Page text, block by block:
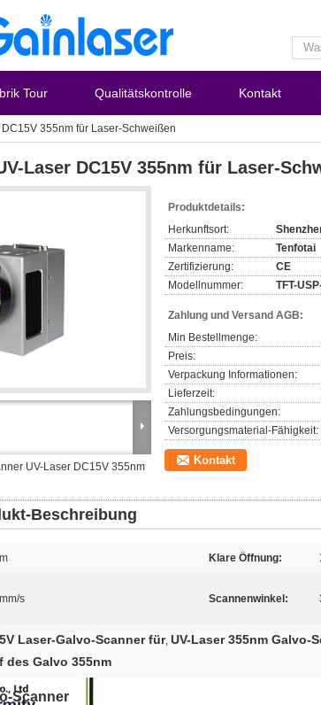
Tour Qualitätskontrolle Kontakt
355nm für Laser-Schweißen
Laser DC15V 355nm für Laser-
UV-Laser DC15V 355nm
Produktdetails:
Herkunftsort:
Markenname:
Tenfotai
Zertifizierung:
CE
Modellnummer:
TFT-
Zahlung und Versand AGB:
Min Bestellmenge:
Preis:
Verpackung Informationen:
Lieferzeit:
Zahlungsbedingungen:
Versorgungsmaterial-Fähigkeit:
Kontakt
Beschreibung
Klare Öffnung:
s Scannenwinkel:
Laser-Galvo-Scanner für, UV-Laser 355nm Galvo-
des Galvo 355nm
Scanner